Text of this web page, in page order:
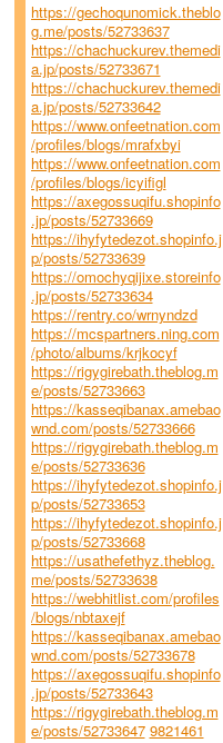
https://gechoqunomick.theblo
g.me/posts/52733637
https://chachuckurev.themedi
a.jp/posts/52733671
https://chachuckurev.themedi
a.jp/posts/52733642
https://www.onfeetnation.com
/profiles/blogs/mrafxbyi
https://www.onfeetnation.com
/profiles/blogs/icyifigl
https://axegossuqifu.shopinfo
.jp/posts/52733669
https://ihyfytedezot.shopinfo.j
p/posts/52733639
https://omochyqijixe.storeinfo
.jp/posts/52733634
https://rentry.co/wrnyndzd
https://mcspartners.ning.com
/photo/albums/krjkocyf
https://rigygirebath.theblog.m
e/posts/52733663
https://kasseqibanax.amebao
wnd.com/posts/52733666
https://rigygirebath.theblog.m
e/posts/52733636
https://ihyfytedezot.shopinfo.j
p/posts/52733653
https://ihyfytedezot.shopinfo.j
p/posts/52733668
https://usathefethyz.theblog.
me/posts/52733638
https://webhitlist.com/profiles
/blogs/nbtaxejf
https://kasseqibanax.amebao
wnd.com/posts/52733678
https://axegossuqifu.shopinfo
.jp/posts/52733643
https://rigygirebath.theblog.m
e/posts/52733647 9821461